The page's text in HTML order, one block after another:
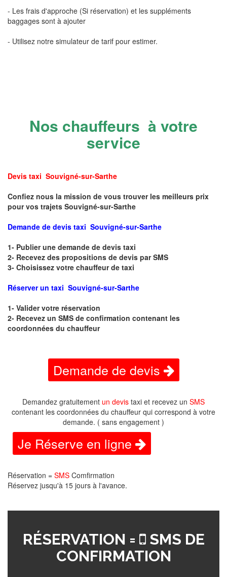
- Les frais d'approche (Si réservation) et les suppléments
baggages sont à ajouter
- Utilisez notre simulateur de tarif pour estimer.
Nos chauffeurs à votre
service
Devis taxi Souvigné-sur-Sarthe
Confiez nous la mission de vous trouver les meilleurs prix
pour vos trajets Souvigné-sur-Sarthe
Demande de devis taxi Souvigné-sur-Sarthe
1- Publier une demande de devis taxi
2- Recevez des propositions de devis par SMS
3- Choisissez votre chauffeur de taxi
Réserver un taxi Souvigné-sur-Sarthe
1- Valider votre réservation
2- Recevez un SMS de confirmation contenant les
coordonnées du chauffeur
Demande de devis
Demandez gratuitement un devis taxi et recevez un SMS
contenant les coordonnées du chauffeur qui correspond à votre
demande. ( sans engagement )
Je Réserve en ligne
Réservation = SMS Comfirmation
Réservez jusqu'à 15 jours à l'avance.
RÉSERVATION =
SMS DE
CONFIRMATION